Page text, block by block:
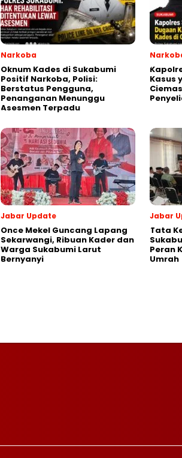
Narkoba
Oknum Kades di Sukabumi
Positif Narkoba, Polisi:
Berstatus Pengguna,
Penanganan Menunggu
Asesmen Terpadu
Kasus
Jabar Update
Once Mekel Guncang Lapang
Sekarwangi, Ribuan Kader dan
Warga Sukabumi Larut
Bernyanyi
Jabar
Tata
Peran
Umrah